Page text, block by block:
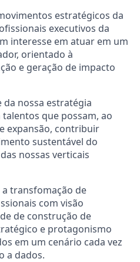
estratégicos da
executivos da
interesse em atuar em um
orientado à
e geração de impacto
da nossa estratégia
que possam, ao
expansão, contribuir
sustentável do
nossas verticais
transfomação de
com visão
de construção de
e protagonismo
em um cenário cada vez
a dados.